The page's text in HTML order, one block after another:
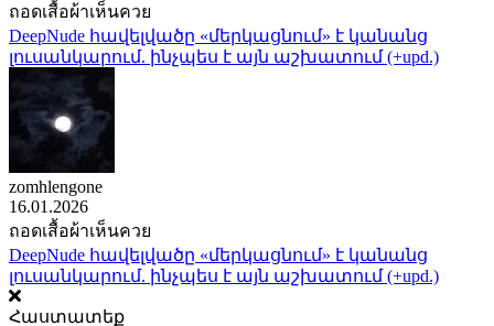
ถอดเสื้อผ้าเห็นควย
DeepNude հավելվածը «մերկացնում» է կանանց
լուսանկարում. ինչպես է այն աշխատում (+upd.)
zomhlengone
16.01.2026
ถอดเสื้อผ้าเห็นควย
DeepNude հավելվածը «մերկացնում» է կանանց
լուսանկարում. ինչպես է այն աշխատում (+upd.)
Հաստատեք